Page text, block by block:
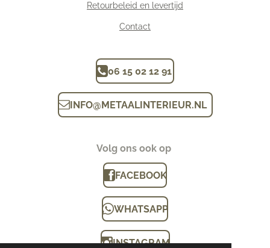
Retourbeleid en levertijd
Contact
06 15 02 12 91
INFO@METAALINTERIEUR.NL
Volg ons ook op
FACEBOOK
WHATSAPP
INSTAGRAM